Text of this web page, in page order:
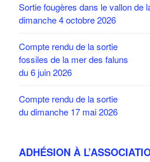
Sortie fougères dans le vallon de
dimanche 4 octobre 2026
Compte rendu de la sortie
fossiles de la mer des faluns
du 6 juin 2026
Compte rendu de la sortie
du dimanche 17 mai 2026
ADHÉSION À